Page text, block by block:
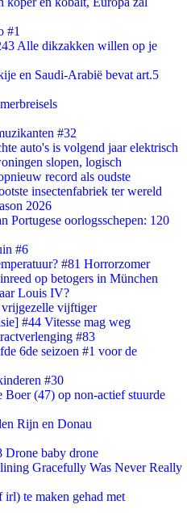
#1
Alle dikzakken willen op je
en Saudi-Arabië bevat art.5
#32
auto's is volgend jaar elektrisch
slopen, logisch
record als oudste
insectenfabriek ter wereld
2026
Portugese oorlogsschepen: 120
#6
#81 Horrorzomer
op betogers in München
Louis IV?
vijftiger
#44 Vitesse mag weg
#83
6de seizoen #1 voor de
#30
Boer (47) op non-actief stuurde
Rijn en Donau
Drone baby drone
Gracefully Was Never Really
te maken gehad met